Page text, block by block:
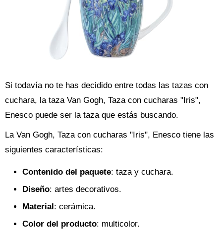
Si todavía no te has decidido entre todas las tazas con
cuchara, la taza Van Gogh, Taza con cucharas "Iris",
Enesco puede ser la taza que estás buscando.
La Van Gogh, Taza con cucharas "Iris", Enesco tiene las
siguientes características:
Contenido del paquete: taza y cuchara.
Diseño: artes decorativos.
Material: cerámica.
Color del producto: multicolor.